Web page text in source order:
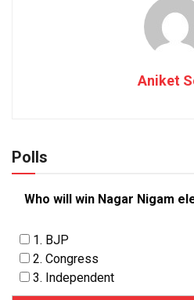
Aniket
Polls
Who will win Nagar Nigam
1. BJP
2. Congress
3. Independent